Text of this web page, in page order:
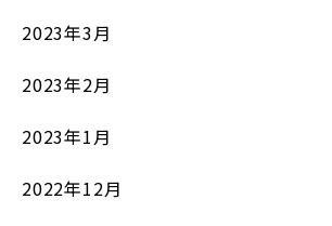
2023年3月
2023年2月
2023年1月
2022年12月